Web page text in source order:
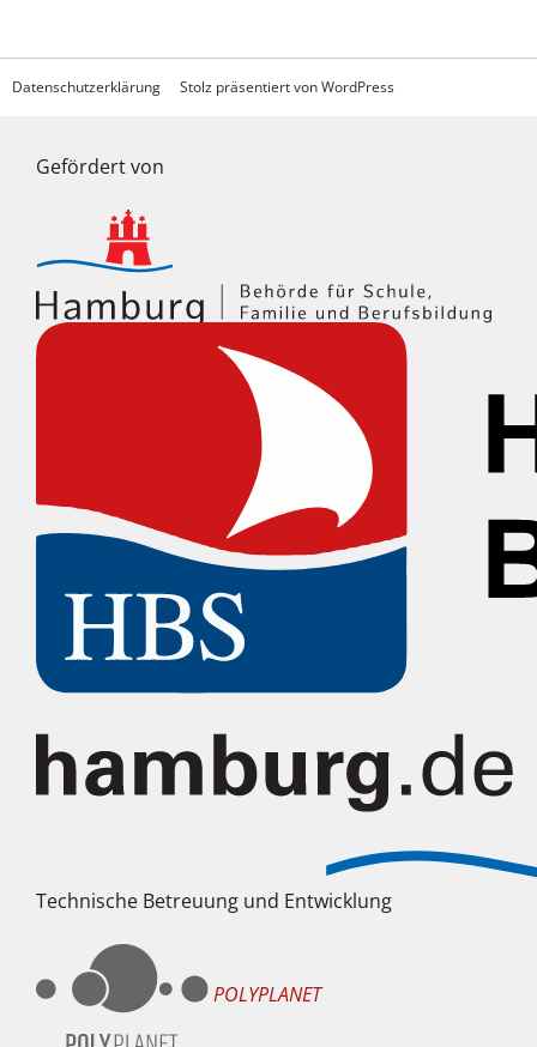
Datenschutzerklärung Stolz präsentiert von WordPress
Gefördert von
Technische Betreuung und Entwicklung
POLYPLANET